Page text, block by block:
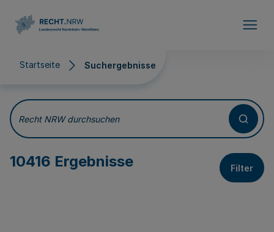
Startseite Suchergebnisse
Suchergebnisse
Recht NRW durchsuchen
10416 Ergebnisse Filter